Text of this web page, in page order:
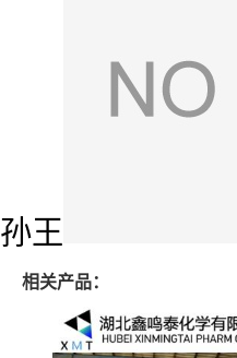
孙王
相关产品：